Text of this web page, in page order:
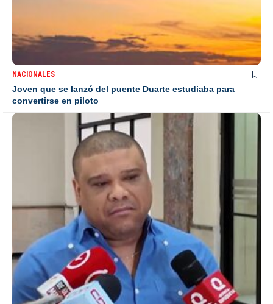
NACIONALES
Joven que se lanzó del puente Duarte estudiaba para
convertirse en piloto